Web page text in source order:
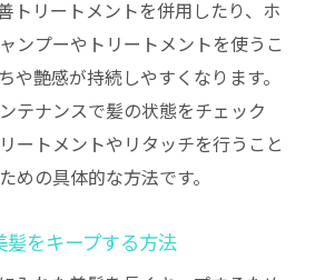
トリートメントを併用したり、ホ
ンプーやトリートメントを使うこ
や艶感が持続しやすくなります。
テナンスで髪の状態をチェック
ートメントやリタッチを行うこと
めの具体的な方法です。
髪をキープする方法